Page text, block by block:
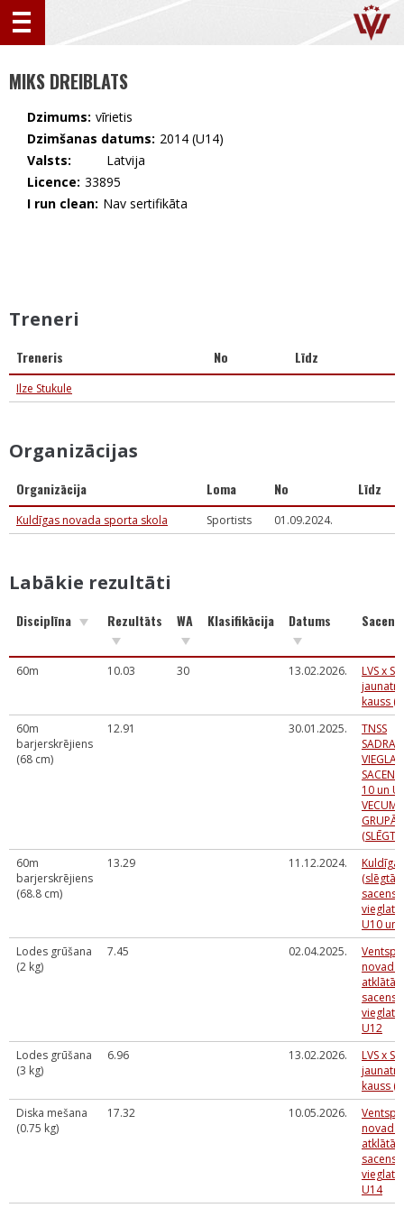
MIKS DREIBLATS
Dzimums: vīrietis
Dzimšanas datums: 2014 (U14)
Valsts:
🇱🇻 Latvija
Licence: 33895
I run clean: Nav sertifikāta
Treneri
Treneris No Līdz
Ilze Stukule
Organizācijas
Organizācija Loma No Līdz
Kuldīgas novada sporta skola Sportists 01.09.2024.
Labākie rezultāti
Disciplīna Rezultāts WA Klasifikācija Datums
60m 10.03 30 13.02.2026.
LVS x
kauss
60m
barjerskrējiens
(68 cm)
12.91 30.01.2025.
TNSS
10 un
VECUMA
GRUPĀ
60m
barjerskrējiens
(68.8 cm)
13.29 11.12.2024.
(slēgtās)
U10 un
Lodes grūšana
(2 kg)
7.45 02.04.2025.
novada
atklātās
U12
Lodes grūšana
(3 kg)
6.96 13.02.2026.
LVS x
kauss
Diska mešana
(0.75 kg)
17.32 10.05.2026.
novada
atklātās
U14